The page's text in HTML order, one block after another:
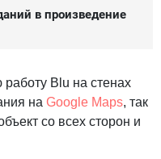
в произведение
Blu на стенах
на Google Maps, так
со всех сторон и